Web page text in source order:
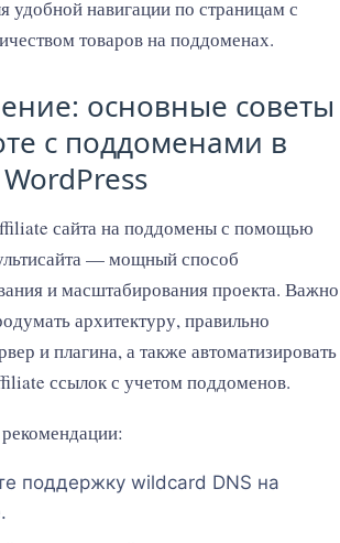
удобной навигации по страницам с
товаров на поддоменах.
основные советы
с поддоменами в
сайта на поддомены с помощью
— мощный способ
и масштабирования проекта. Важно
архитектуру, правильно
и плагина, а также автоматизировать
ссылок с учетом поддоменов.
поддержку wildcard DNS на